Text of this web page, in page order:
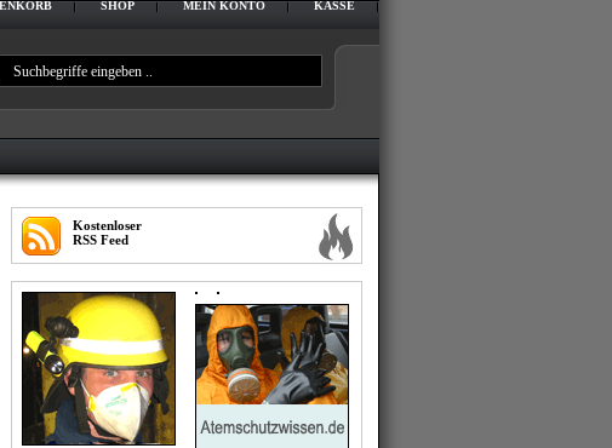
KASSE
MEIN KONTO
SHOP
DATENSCHUTZERKLÄRUNG
IMPRESSUM
Kostenloser
RSS Feed